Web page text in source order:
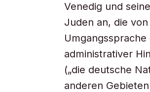
Venedig und
Juden an, die
administrativer
(„die deutsche
anderen